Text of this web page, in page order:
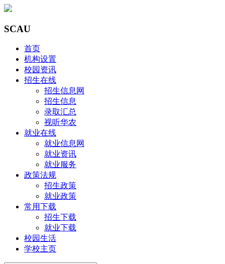
SCAU
首页
机构设置
校园资讯
招生在线
招生信息网
招生信息
录取汇总
视听华农
就业在线
就业信息网
就业资讯
就业服务
政策法规
招生政策
就业政策
常用下载
招生下载
就业下载
校园生活
学校主页